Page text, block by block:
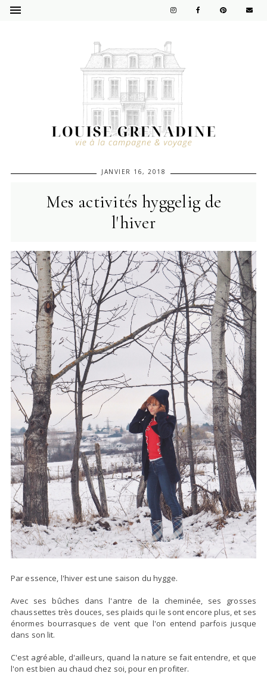
JANVIER 16, 2018
Mes activités hyggelig de
l'hiver
Par essence, l'hiver est une saison du hygge.
Avec ses bûches dans l'antre de la cheminée, ses grosses
chaussettes très douces, ses plaids qui le sont encore plus, et ses
énormes bourrasques de vent que l'on entend parfois jusque
dans son lit.
C'est agréable, d'ailleurs, quand la nature se fait entendre, et que
l'on est bien au chaud chez soi, pour en profiter.